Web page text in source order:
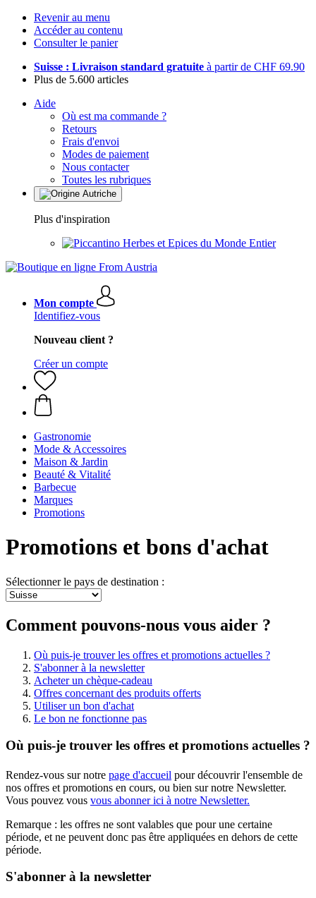
Revenir au menu
Accéder au contenu
Consulter le panier
Suisse : Livraison standard gratuite à partir de CHF 69.90
Plus de 5.600 articles
Aide
Où est ma commande ?
Retours
Frais d'envoi
Modes de paiement
Nous contacter
Toutes les rubriques
Plus d'inspiration
Herbes et Epices du Monde Entier
Mon compte
Identifiez-vous
Nouveau client ?
Créer un compte
Gastronomie
Mode & Accessoires
Maison & Jardin
Beauté & Vitalité
Barbecue
Marques
Promotions
Promotions et bons d'achat
Sélectionner le pays de destination :
Comment pouvons-nous vous aider ?
Où puis-je trouver les offres et promotions actuelles ?
S'abonner à la newsletter
Acheter un chèque-cadeau
Offres concernant des produits offerts
Utiliser un bon d'achat
Le bon ne fonctionne pas
Où puis-je trouver les offres et promotions actuelles ?
Rendez-vous sur notre page d'accueil pour découvrir l'ensemble de
nos offres et promotions en cours, ou bien sur notre Newsletter.
Vous pouvez vous vous abonner ici à notre Newsletter.
Remarque : les offres ne sont valables que pour une certaine
période, et ne peuvent donc pas être appliquées en dehors de cette
période.
S'abonner à la newsletter